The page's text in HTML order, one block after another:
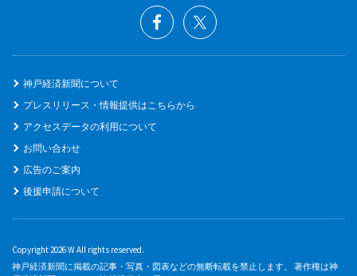
神戸経済新聞について
プレスリリース・情報提供はこちらから
アクセスデータの利用について
お問い合わせ
広告のご案内
後援申請について
Copyright 2026 W All rights reserved.
神戸経済新聞に掲載の記事・写真・図表などの無断転載を禁止します。 著作権は神